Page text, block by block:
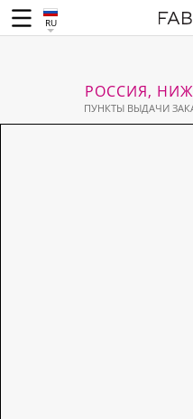
RU
РОССИЯ,
ПУНКТЫ ВЫДАЧИ